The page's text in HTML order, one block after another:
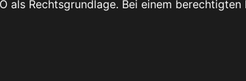
Rechtsgrundlage. Bei einem berechtigten